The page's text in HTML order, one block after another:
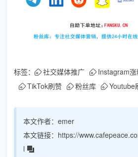
标签： 社交媒体推广 Instagram
TikTok刷赞
粉丝库 Youtube
本文作者： emer
本文链接： https://
l